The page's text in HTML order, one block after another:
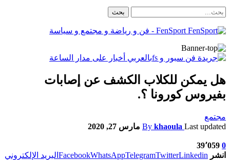
FenSport - فن و رياضة و مجتمع و سياسة
هل يمكن للكلاب الكشف عن إصابات
بفيروس كورونا ؟.
مجتمع
By khaoula Last updated مارس 27, 2020
0 39٬059
انشر
FacebookWhatsAppTelegramTwitterLinkedin البريد الإلكتروني